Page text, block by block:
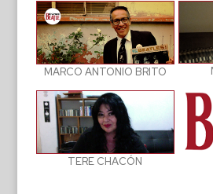
MARCO ANTONIO BRITO
TERE CHACÓN